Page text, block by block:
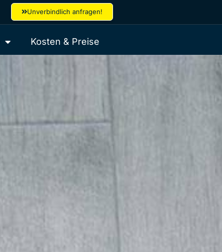
Unverbindlich anfragen!
Kosten & Preise